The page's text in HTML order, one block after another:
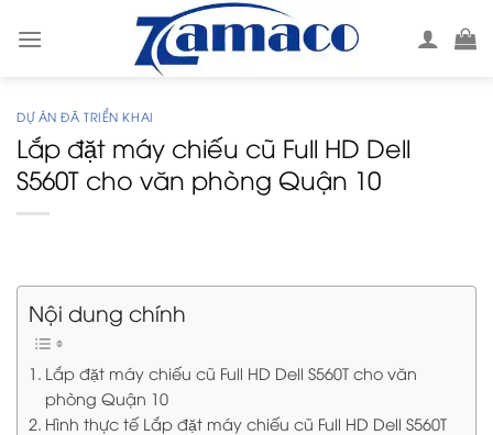
DỰ ÁN ĐÃ TRIỂN KHAI
Lắp đặt máy chiếu cũ Full HD Dell
S560T cho văn phòng Quận 10
Nội dung chính
Lắp đặt máy chiếu cũ Full HD Dell S560T cho văn
phòng Quận 10
Hình thực tế Lắp đặt máy chiếu cũ Full HD Dell S560T